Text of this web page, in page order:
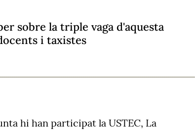
sobre la triple vaga d'aquesta
i taxistes
hi han participat la USTEC, La